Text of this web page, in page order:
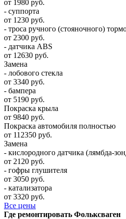
от 1980 руб.
- суппорта
от 1230 руб.
- троса ручного (стояночного)
от 2300 руб.
- датчика ABS
от 12630 руб.
Замена
- лобового стекла
от 3340 руб.
- бампера
от 5190 руб.
Покраска крыла
от 9840 руб.
Покраска автомобиля полностью
от 112350 руб.
Замена
- кислородного датчика (лямбда-
от 2120 руб.
- гофры глушителя
от 3050 руб.
- катализатора
от 3320 руб.
Все цены
Где ремонтировать Фолькcваген